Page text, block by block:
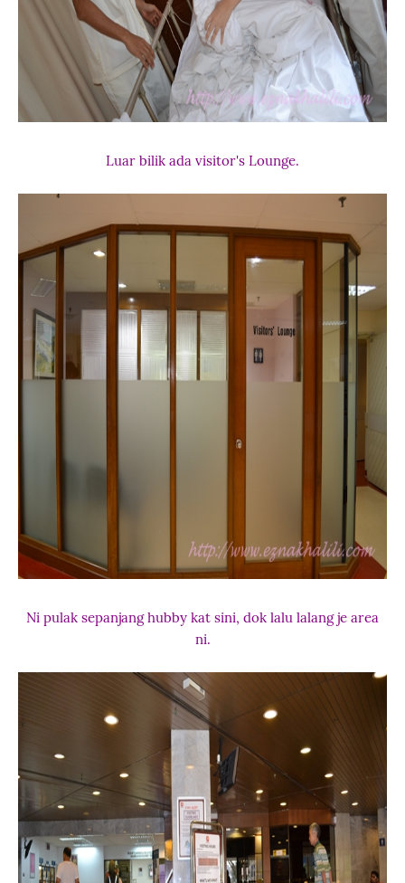
Luar bilik ada visitor's Lounge.
Ni pulak sepanjang hubby kat sini, dok lalu lalang je area
ni.